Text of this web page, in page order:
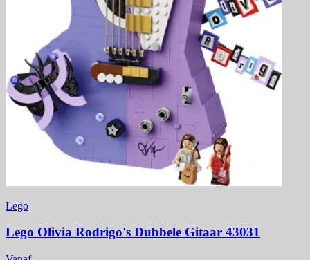
Lego
Lego Olivia Rodrigo's Dubbele Gitaar 43031